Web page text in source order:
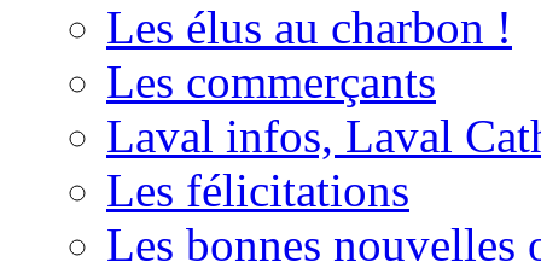
Les élus au charbon !
Les commerçants
Laval infos, Laval
Les félicitations
Les bonnes nouvelles